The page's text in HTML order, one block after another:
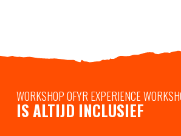
WORKSHOP OFYR EXPERIENCE
IS ALTIJD INCLUSIEF